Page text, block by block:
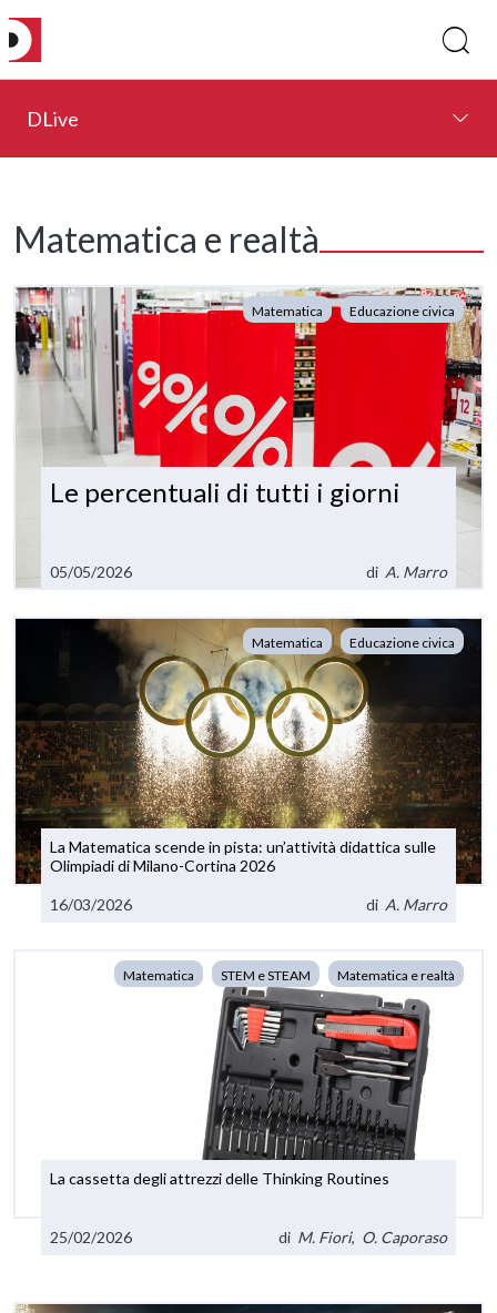
DLive
Matematica e realtà
Matematica Educazione civica
Le percentuali di tutti i giorni
05/05/2026 di A. Marro
Matematica Educazione civica
La Matematica scende in pista: un’attività didattica sulle
Olimpiadi di Milano-Cortina 2026
16/03/2026 di A. Marro
Matematica STEM e STEAM Matematica e realtà
La cassetta degli attrezzi delle Thinking Routines
25/02/2026 di M. Fiori, O. Caporaso